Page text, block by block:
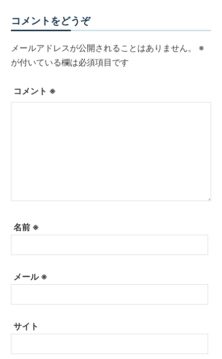
コメントをどうぞ
メールアドレスが公開されることはありません。
※
が付いている欄は必須項目です
コメント ※
名前 ※
メール ※
サイト